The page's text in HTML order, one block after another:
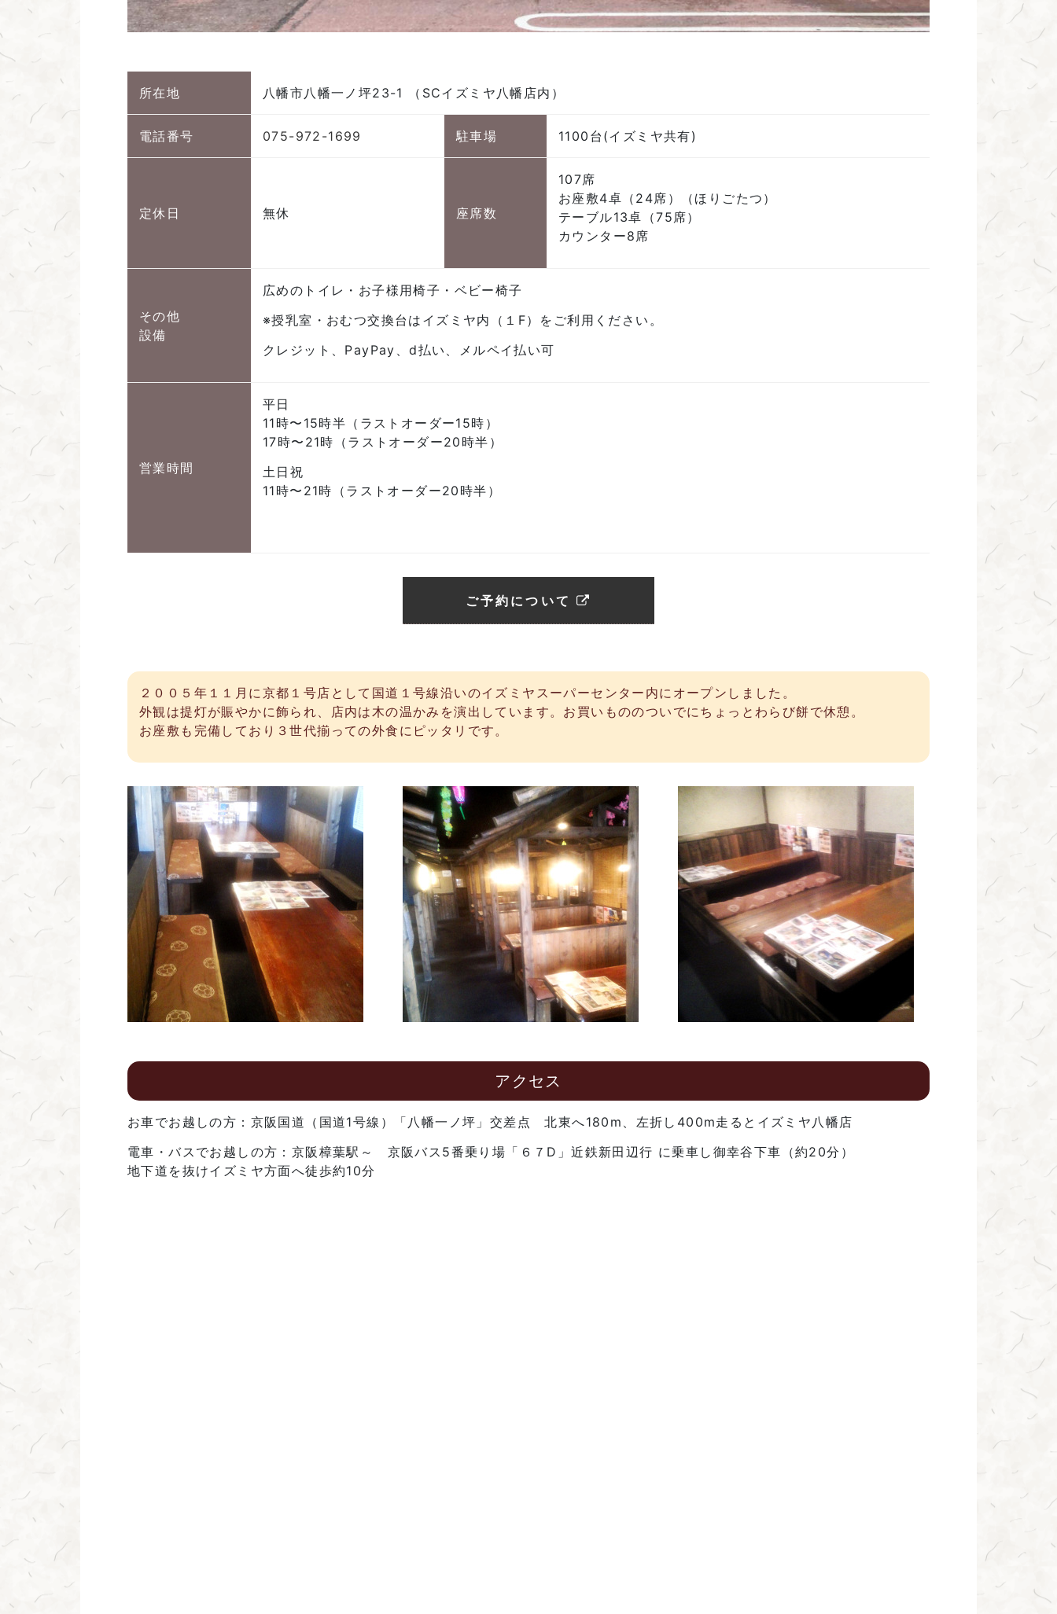
所在地 八幡市八幡一ノ坪23-1 （SCイズミヤ八幡店内）
電話番号 075-972-1699 駐車場 1100台(イズミヤ共有)
定休日 無休 座席数
107席
お座敷4卓（24席）（ほりごたつ）
テーブル13卓（75席）
カウンター8席
その他
設備
広めのトイレ・お子様用椅子・ベビー椅子
※授乳室・おむつ交換台はイズミヤ内（１F）をご利用ください。
クレジット、PayPay、d払い、メルペイ払い可
営業時間
平日
11時〜15時半（ラストオーダー15時）
17時〜21時（ラストオーダー20時半）
土日祝
11時〜21時（ラストオーダー20時半）
ご予約について
２００５年１１月に京都１号店として国道１号線沿いのイズミヤスーパーセンター内にオープンしました。
外観は提灯が賑やかに飾られ、店内は木の温かみを演出しています。お買いもののついでにちょっとわらび餅で休憩。
お座敷も完備しており３世代揃っての外食にピッタリです。
アクセス
お車でお越しの方：京阪国道（国道1号線）「八幡一ノ坪」交差点 北東へ180m、左折し400m走るとイズミヤ八幡店
電車・バスでお越しの方：京阪樟葉駅～ 京阪バス5番乗り場「６７D」近鉄新田辺行 に乗車し御幸谷下車（約20分）
地下道を抜けイズミヤ方面へ徒歩約10分